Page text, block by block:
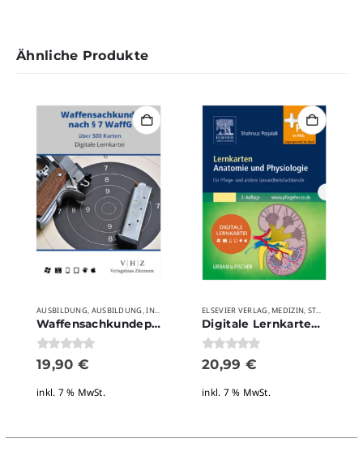
Ähnliche Produkte
AUSBILDUNG AUSBILDUNG ,INDUSTRIEMEISTER ,SICHERHEIT SICHERHEIT, SICHERHEIT
Waffensachkundeprüfung nach § 7 – digitale Karteikarten
0von 5
19,90 €
inkl. 7 % MwSt.
ELSEVIER VERLAG MEDIZIN STUDIUM
Digitale Lernkarten Anatomie und Physiologie
0von 5
20,99 €
inkl. 7 % MwSt.